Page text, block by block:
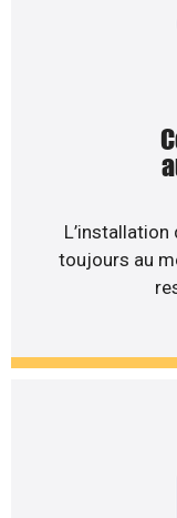
toujours au